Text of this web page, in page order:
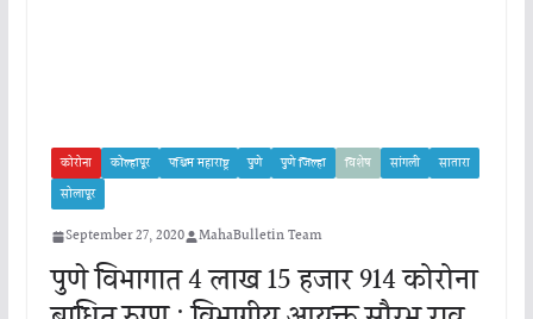
कोरोना कोल्हापूर पश्चिम महाराष्ट्र पुणे पुणे जिल्हा विशेष सांगली
सातारा
सोलापूर
September 27, 2020 MahaBulletin Team
पुणे विभागात 4 लाख 15 हजार 914 कोरोना